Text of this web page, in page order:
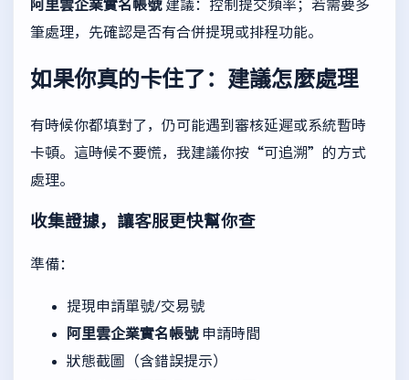
阿里雲企業實名帳號建議：控制提交頻率；若需要多
筆處理，先確認是否有合併提現或排程功能。
如果你真的卡住了：建議怎麼處理
有時候你都填對了，仍可能遇到審核延遲或系統暫時
卡頓。這時候不要慌，我建議你按“可追溯”的方式
處理。
收集證據，讓客服更快幫你查
準備：
提現申請單號/交易號
阿里雲企業實名帳號申請時間
狀態截圖（含錯誤提示）